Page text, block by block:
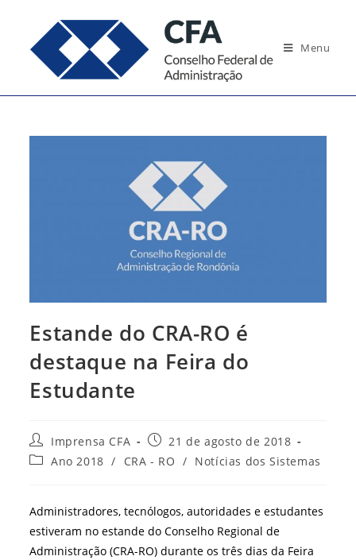
conteúdo
Menu
Estande do CRA-RO é
destaque na Feira do
Estudante
Autor
do
post:
Imprensa CFA
Post
publicado:
21 de agosto de 2018
Categoria
Ano 2018 / CRA - RO / Notícias dos Sistemas
Administradores, tecnólogos, autoridades e estudantes
estiveram no estande do Conselho Regional de
Administração (CRA-RO) durante os três dias da Feira